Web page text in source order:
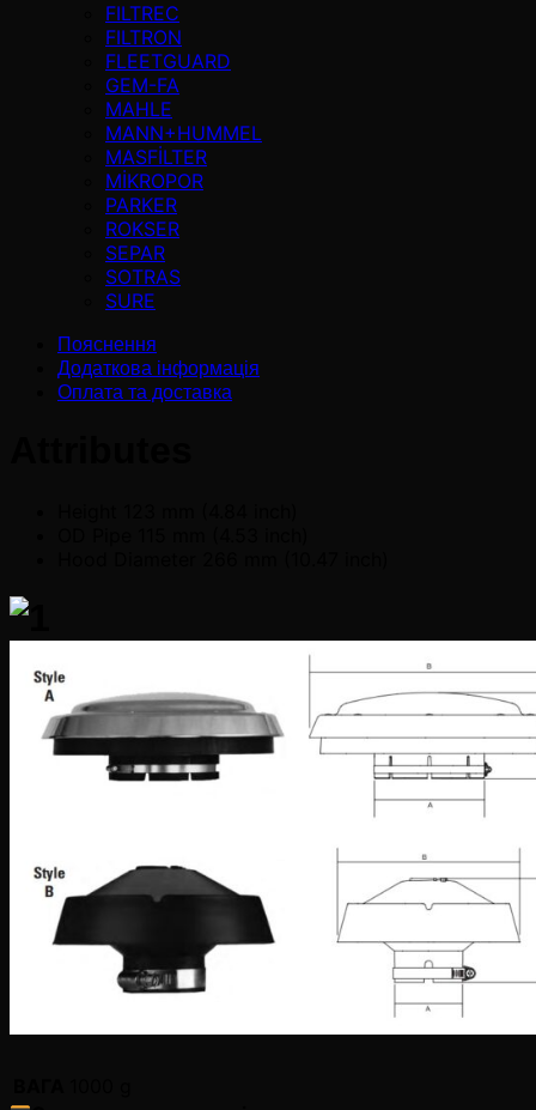
FILTREC
FILTRON
FLEETGUARD
GEM-FA
MAHLE
MANN+HUMMEL
MASFİLTER
MİKROPOR
PARKER
ROKSER
SEPAR
SOTRAS
SURE
Пояснення
Додаткова інформація
Оплата та доставка